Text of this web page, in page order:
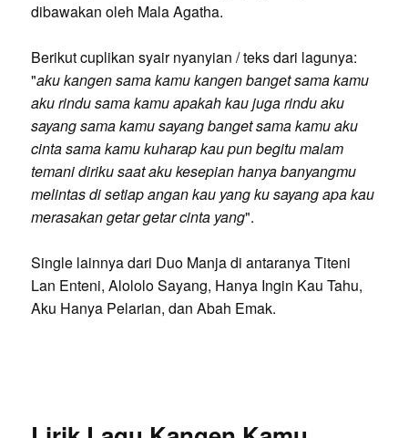
dibawakan oleh Mala Agatha.
Berikut cuplikan syair nyanyian / teks dari lagunya:
"aku kangen sama kamu kangen banget sama kamu
aku rindu sama kamu apakah kau juga rindu aku
sayang sama kamu sayang banget sama kamu aku
cinta sama kamu kuharap kau pun begitu malam
temani diriku saat aku kesepian hanya banyangmu
melintas di setiap angan kau yang ku sayang apa kau
merasakan getar getar cinta yang".
Single lainnya dari Duo Manja di antaranya Titeni
Lan Enteni, Alololo Sayang, Hanya Ingin Kau Tahu,
Aku Hanya Pelarian, dan Abah Emak.